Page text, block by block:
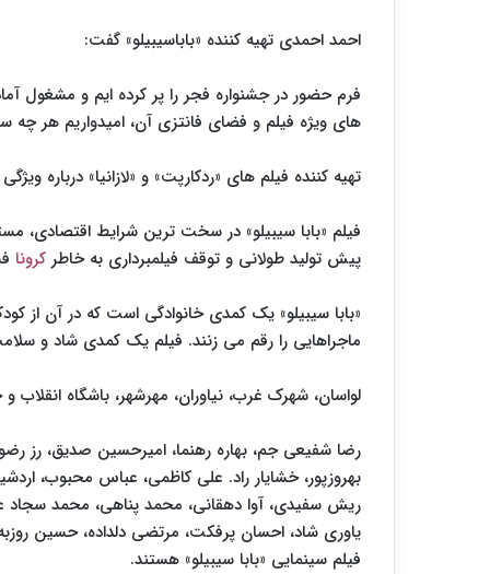
احمد احمدی تهیه کننده «باباسیبیلو» گفت:
فرم حضور در جشنواره فجر را پر کرده ایم و مشغول
های ویژه فیلم و فضای فانتزی آن، امیدواریم هر چه
تهیه کننده فیلم های «ردکارپت» و «لازانیا» درباره
فیلم «بابا سیبیلو» در سخت ترین شرایط
پیش تولید طولانی و توقف فیلمبرداری به خاطر کرونا
ماجراهایی را رقم می زنند. فیلم یک کمدی شاد و
لواسان، شهرک غرب، نیاوران، مهرشهر، باشگاه
رضا شفیعی جم، بهاره رهنما، امیرحسین صدیق، رز
بهروزپور، خشایار راد. علی کاظمی، عباس محبوب،
ریش سفیدی، آوا دهقانی، محمد پناهی، محمد سجاد
یاوری شاد، احسان پرفکت، مرتضی دلداده، حسین
فیلم سینمایی «بابا سیبیلو» هستند.